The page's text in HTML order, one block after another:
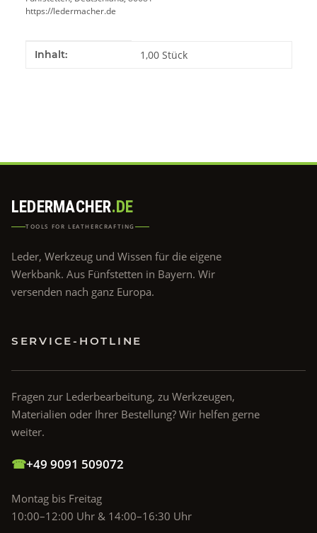
https://ledermacher.de
Produkteigenschaft
Wert
Inhalt: 1,00 Stück
LEDERMACHER.DE
TOOLS FOR LEATHERCRAFTING
Leder, Werkzeug und Wissen für die eigene
Werkbank. Aus Fünfstetten in Bayern. Wir
versenden nach ganz Europa.
SERVICE-HOTLINE
Fragen zur Lederbearbeitung, zu Werkzeugen,
Materialien oder Ihrer Bestellung? Wir helfen gerne
weiter.
☎+49 9091 509072
Montag bis Freitag
10:00–12:00 Uhr & 14:00–16:30 Uhr